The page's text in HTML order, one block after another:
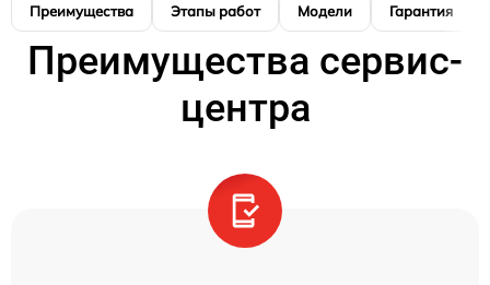
Преимущества Этапы работ Модели Гарантия
Преимущества сервис-
центра